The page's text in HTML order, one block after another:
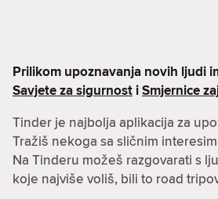
Prilikom upoznavanja novih ljudi
Savjete za sigurnost iSmjernice
Tinder je najbolja aplikacija za
Tražiš nekoga sa sličnim
Na Tinderu možeš razgovarati s
koje najviše voliš, bili to road